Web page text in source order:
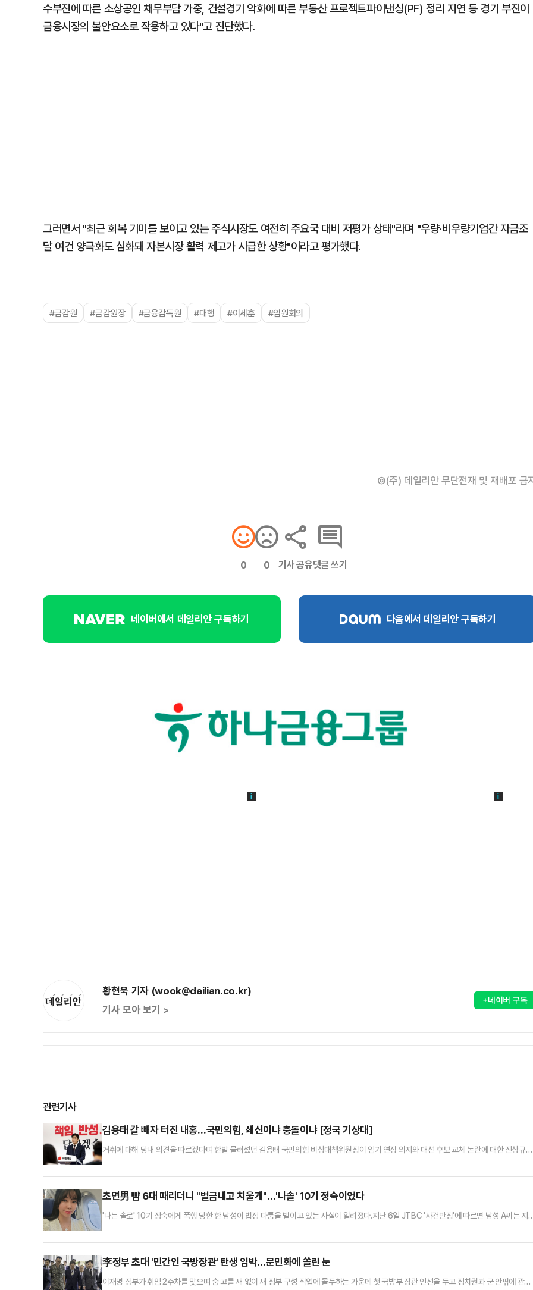
수부진에 따른 소상공인 채무부담 가중, 건설경기 악화에 따른 부동산 프로젝트파이낸싱(PF) 정리 지연 등 경기 부진이
금융시장의 불안요소로 작용하고 있다"고 진단했다.
그러면서 "최근 회복 기미를 보이고 있는 주식시장도 여전히 주요국 대비 저평가 상태"라며 "우량·비우량기업간 자금조
달 여건 양극화도 심화돼 자본시장 활력 제고가 시급한 상황"이라고 평가했다.
#금감원 #금감원장 #금융감독원 #대행 #이세훈 #임원회의
©(주) 데일리안 무단전재 및 재배포 금
0 0 기사 공유댓글 쓰기
네이버에서 데일리안 구독하기 다음에서 데일리안 구독하기
황현욱 기자 (wook@dailian.co.kr)
기사 모아 보기 >
+네이버 구독
관련기사
김용태 칼 빼자 터진 내홍…국민의힘, 쇄신이냐 충돌이냐 [정국 기상대]
거취에 대해 당내 의견을 따르겠다며 한발 물러섰던 김용태 국민의힘 비상대책위원장이 임기 연장 의지와 대선 후보 교체 논란에 대한 진상규명
태로 치닫는 양상이다.김용태 위원장은 8일 국회 본관에서 기자회견을 열어 오는 9월 초까지 차기 지도부 선출을 위한 전당대회를 개최하고 당
초면男 뺨 6대 때리더니 "벌금내고 치울게"…'나솔' 10기 정숙이었다
'나는 솔로' 10기 정숙에게 폭행 당한 한 남성이 법정 다툼을 벌이고 있는 사실이 알려졌다.지난 6일 JTBC '사건반장'에 따르면 남성 A씨는 지
자기 술 취한 남녀가 동일 택시의 뒷문을 열었다.이에 A씨는 "내가 먼저 잡았으니 뒤차를 타세요"라고 했다. 그러자 여성이 갑자기 A씨의 뺨을
李정부 초대 '민간인 국방장관' 탄생 임박…문민화에 쏠린 눈
이재명 정부가 취임 2주차를 맞으며 숨 고를 새 없이 새 정부 구성 작업에 몰두하는 가운데 첫 국방부 장관 인선을 두고 정치권과 군 안팎에 관심